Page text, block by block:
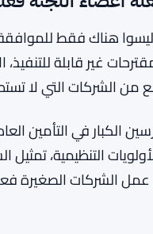
أوسع تتعلق بالحوكمة
إنتاج قواعد تعمل
هي واحدة من
بالفعل هو سؤال
أعضاء اللجنة
ليسوا هناك فقط